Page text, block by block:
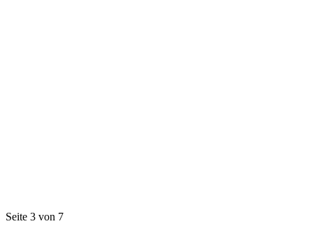
Seite 3 von 7